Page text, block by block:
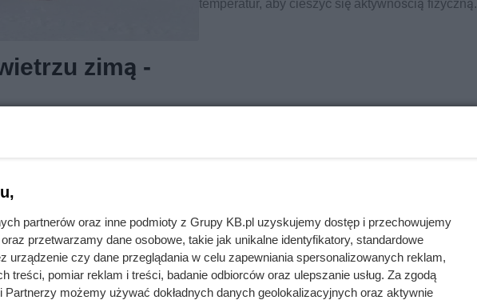
zimą -
Nawet podczas mroźnej pogody
sportów zimowych, które
temperatur, aby cieszyć się aktywnością fizyczną.
partnerów oraz inne podmioty z Grupy KB.pl uzyskujemy dostęp i przechowujemy
przetwarzamy dane osobowe, takie jak unikalne identyfikatory, standardowe
urządzenie czy dane przeglądania w celu zapewniania spersonalizowanych reklam,
treści, pomiar reklam i treści, badanie odbiorców oraz ulepszanie usług. Za zgodą
Partnerzy możemy używać dokładnych danych geolokalizacyjnych oraz aktywnie